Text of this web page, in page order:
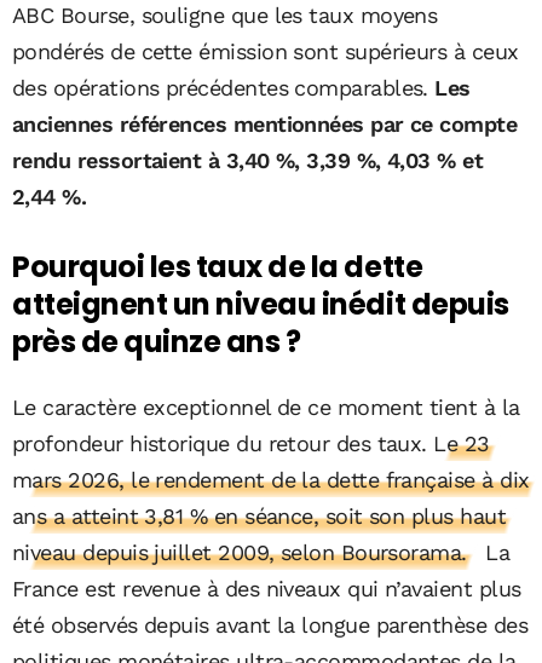
ABC Bourse, souligne que les taux moyens
pondérés de cette émission sont supérieurs à ceux
des opérations précédentes comparables. Les
anciennes références mentionnées par ce compte
rendu ressortaient à 3,40 %, 3,39 %, 4,03 % et
2,44 %.
Pourquoi les taux de la dette
atteignent un niveau inédit depuis
près de quinze ans ?
Le caractère exceptionnel de ce moment tient à la
profondeur historique du retour des taux. Le 23
mars 2026, le rendement de la dette française à dix
ans a atteint 3,81 % en séance, soit son plus haut
niveau depuis juillet 2009, selon Boursorama.
La
France est revenue à des niveaux qui n’avaient plus
été observés depuis avant la longue parenthèse des